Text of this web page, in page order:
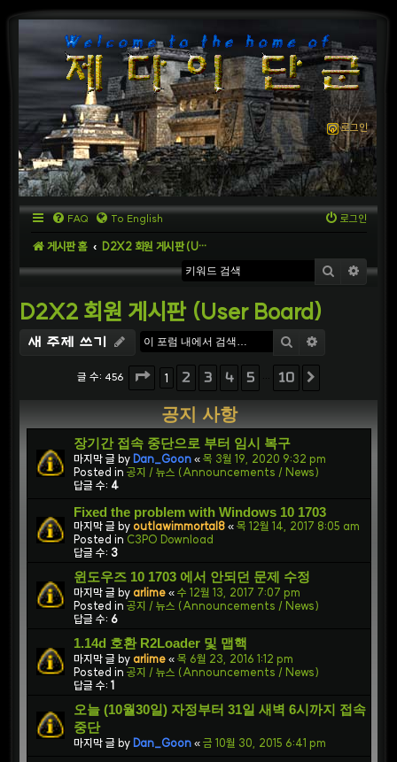
로그인
FAQ To English 로그인
게시판 홈 D2X2 회원 게시판 (User Board)
검색 상세
D2X2 회원 게시판 (User Board)
새 주제 쓰기 검색
글 수: 456 페이지 10 중
1 2 3 4 5 10
공지 사항
장기간 접속 중단으로 부터 임시 복구
마지막 글 by Dan_Goon « 목 3월 19, 2020 9:32 pm
Posted in 공지 / 뉴스 (Announcements / News)
답글 수: 4
Fixed the problem with Windows 10 1703
마지막 글 by outlawimmortal8 « 목 12월 14, 2017 8:05 am
Posted in C3PO Download
답글 수: 3
윈도우즈 10 1703 에서 안되던 문제 수정
마지막 글 by arlime « 수 12월 13, 2017 7:07 pm
Posted in 공지 / 뉴스 (Announcements / News)
답글 수: 6
1.14d 호환 R2Loader 및 맵핵
마지막 글 by arlime « 목 6월 23, 2016 1:12 pm
Posted in 공지 / 뉴스 (Announcements / News)
답글 수: 1
오늘 (10월30일) 자정부터 31일 새벽 6시까지 접속
중단
마지막 글 by Dan_Goon « 금 10월 30, 2015 6:41 pm